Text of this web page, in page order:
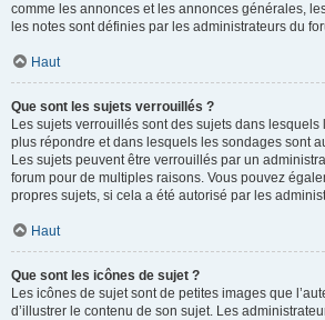
comme les annonces et les annonces générales,
les notes sont définies par les administrateurs du
Haut
Que sont les sujets verrouillés ?
Les sujets verrouillés sont des sujets dans
plus répondre et dans lesquels les sondages sont
Les sujets peuvent être verrouillés par un
forum pour de multiples raisons. Vous pouvez
propres sujets, si cela a été autorisé par les
Haut
Que sont les icônes de sujet ?
Les icônes de sujet sont de petites images que
d’illustrer le contenu de son sujet. Les